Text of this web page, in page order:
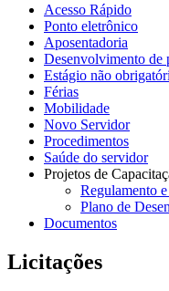
Acesso Rápido
Ponto eletrônico
Aposentadoria
Desenvolvimento de
Estágio não
Férias
Mobilidade
Novo Servidor
Procedimentos
Saúde do servidor
Projetos de
Regulamento
Plano de
Documentos
Licitações